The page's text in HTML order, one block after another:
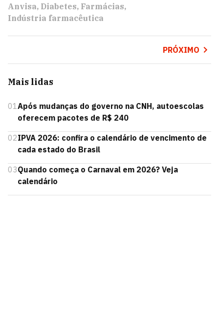
Anvisa Diabetes Farmácias
Indústria farmacêutica
PRÓXIMO
Mais lidas
01Após mudanças do governo na CNH, autoescolas
oferecem pacotes de R$ 240
02IPVA 2026: confira o calendário de vencimento de
cada estado do Brasil
03Quando começa o Carnaval em 2026? Veja
calendário